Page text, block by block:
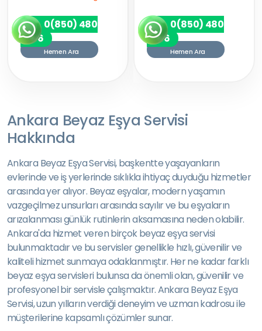
0(850) 480
7256
Hemen Ara
0(850) 480
7256
Hemen Ara
Ankara Beyaz Eşya Servisi
Hakkında
Ankara Beyaz Eşya Servisi, başkentte yaşayanların
evlerinde ve iş yerlerinde sıklıkla ihtiyaç duyduğu hizmetler
arasında yer alıyor. Beyaz eşyalar, modern yaşamın
vazgeçilmez unsurları arasında sayılır ve bu eşyaların
arızalanması günlük rutinlerin aksamasına neden olabilir.
Ankara'da hizmet veren birçok beyaz eşya servisi
bulunmaktadır ve bu servisler genellikle hızlı, güvenilir ve
kaliteli hizmet sunmaya odaklanmıştır. Her ne kadar farklı
beyaz eşya servisleri bulunsa da önemli olan, güvenilir ve
profesyonel bir servisle çalışmaktır. Ankara Beyaz Eşya
Servisi, uzun yılların verdiği deneyim ve uzman kadrosu ile
müşterilerine kapsamlı çözümler sunar.